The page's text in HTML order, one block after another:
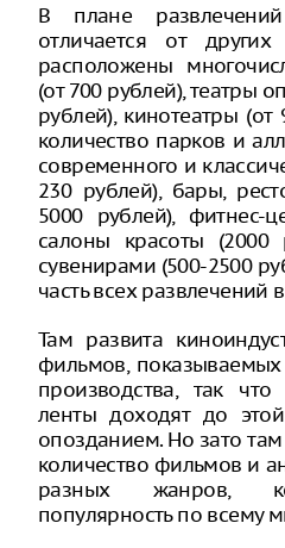
В плане
отличается от
расположены
(от 700 рублей), театры
рублей), кинотеатры
количество парков и
современного и
230 рублей), бары,
5000 рублей), фитнес-
салоны красоты (2000
сувенирами (500-2500
часть всех развлечений
Там развита
фильмов,
производства, так
ленты доходят до
опозданием. Но зато
количество фильмов и
разных жанров,
популярность по всему